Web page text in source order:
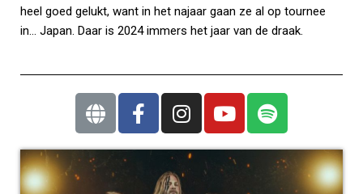
heel goed gelukt, want in het najaar gaan ze al op tournee
in… Japan. Daar is 2024 immers het jaar van de draak.